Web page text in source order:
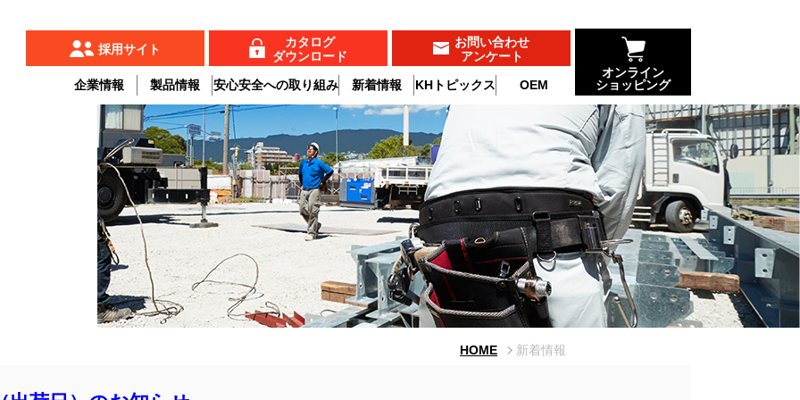
採用サイト
カタログ
ダウンロード
お問い合わせ
アンケート
企業情報 製品情報 安心安全への取り組み 新着情報 KHトピックス OEM
オンライン
ショッピング
HOME 新着情報